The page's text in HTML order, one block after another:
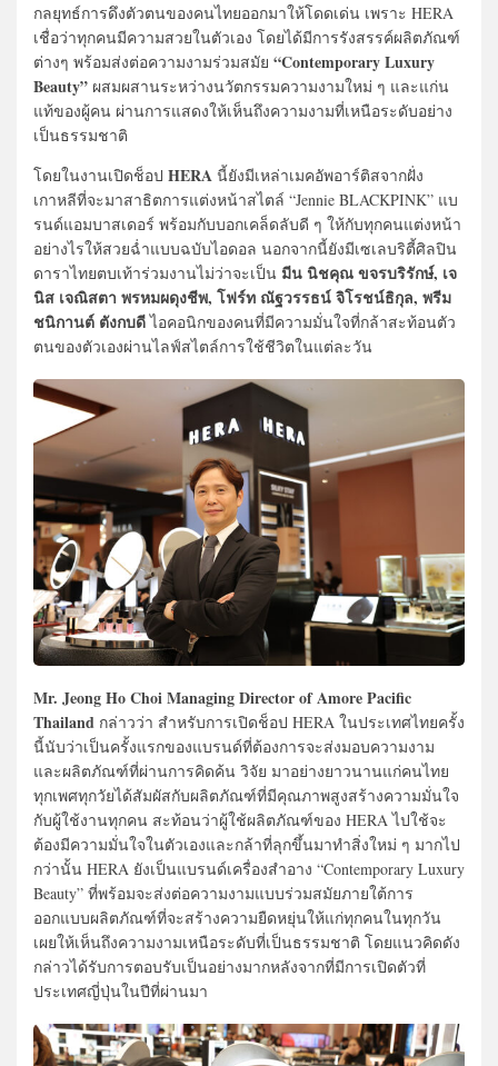
กลยุทธ์การดึงตัวตนของคนไทยออกมาให้โดดเด่น เพราะ HERA
เชื่อว่าทุกคนมีความสวยในตัวเอง โดยได้มีการรังสรรค์ผลิตภัณฑ์
ต่างๆ พร้อมส่งต่อความงามร่วมสมัย “Contemporary Luxury
Beauty” ผสมผสานระหว่างนวัตกรรมความงามใหม่ ๆ และแก่น
แท้ของผู้คน ผ่านการแสดงให้เห็นถึงความงามที่เหนือระดับอย่าง
เป็นธรรมชาติ
โดยในงานเปิดช็อป HERA นี้ยังมีเหล่าเมคอัพอาร์ติสจากฝั่ง
เกาหลีที่จะมาสาธิตการแต่งหน้าสไตล์ “Jennie BLACKPINK” แบ
รนด์แอมบาสเดอร์ พร้อมกับบอกเคล็ดลับดี ๆ ให้กับทุกคนแต่งหน้า
อย่างไรให้สวยฉ่ำแบบฉบับไอดอล นอกจากนี้ยังมีเซเลบริตี้ศิลปิน
ดาราไทยตบเท้าร่วมงานไม่ว่าจะเป็น มีน นิชคุณ ขจรบริรักษ์, เจ
นิส เจณิสตา พรหมผดุงชีพ, โฟร์ท ณัฐวรรธน์ จิโรชน์ธิกุล, พรีม
ชนิกานต์ ตังกบดีไอคอนิกของคนที่มีความมั่นใจที่กล้าสะท้อนตัว
ตนของตัวเองผ่านไลฟ์สไตล์การใช้ชีวิตในแต่ละวัน
Mr. Jeong Ho Choi Managing Director of Amore Pacific
Thailand กล่าวว่า สำหรับการเปิดช็อป HERA ในประเทศไทยครั้ง
นี้นับว่าเป็นครั้งแรกของแบรนด์ที่ต้องการจะส่งมอบความงาม
และผลิตภัณฑ์ที่ผ่านการคิดค้น วิจัย มาอย่างยาวนานแก่คนไทย
ทุกเพศทุกวัยได้สัมผัสกับผลิตภัณฑ์ที่มีคุณภาพสูงสร้างความมั่นใจ
กับผู้ใช้งานทุกคน สะท้อนว่าผู้ใช้ผลิตภัณฑ์ของ HERA ไปใช้จะ
ต้องมีความมั่นใจในตัวเองและกล้าที่ลุกขึ้นมาทำสิ่งใหม่ ๆ มากไป
กว่านั้น HERA ยังเป็นแบรนด์เครื่องสำอาง “Contemporary Luxury
Beauty” ที่พร้อมจะส่งต่อความงามแบบร่วมสมัยภายใต้การ
ออกแบบผลิตภัณฑ์ที่จะสร้างความยืดหยุ่นให้แก่ทุกคนในทุกวัน
เผยให้เห็นถึงความงามเหนือระดับที่เป็นธรรมชาติ โดยแนวคิดดัง
กล่าวได้รับการตอบรับเป็นอย่างมากหลังจากที่มีการเปิดตัวที่
ประเทศญี่ปุ่นในปีที่ผ่านมา